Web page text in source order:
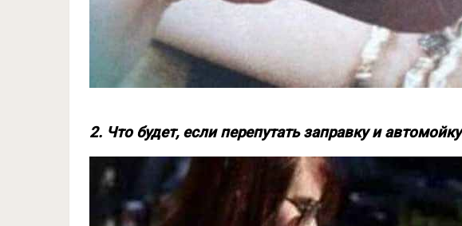
2. Что будет, если перепутать заправку и автомойку